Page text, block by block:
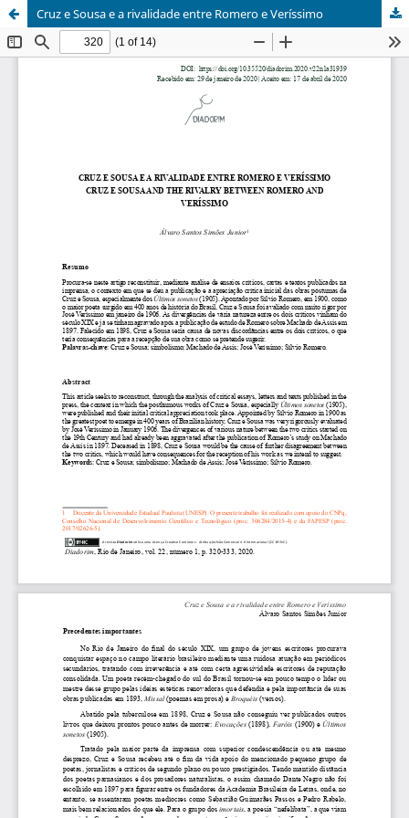
Cruz e Sousa e a rivalidade entre Romero e Veríssimo